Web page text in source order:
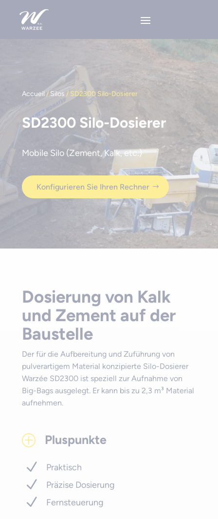
Accueil / Silos / SD2300 Silo-Dosierer
SD2300 Silo-Dosierer
Mobile Silo (Zement, Kalk, etc.)
Konfigurieren Sie Ihren Rechner
Dosierung von Kalk
und Zement auf der
Baustelle
Der für die Aufbereitung und Zuführung von
pulverartigem Material konzipierte Silo-Dosierer
Warzée SD2300 ist speziell zur Aufnahme von
Big-Bags ausgelegt. Er kann bis zu 2,3 m³ Material
aufnehmen.
P Pluspunkte
Praktisch
Präzise Dosierung
Fernsteuerung